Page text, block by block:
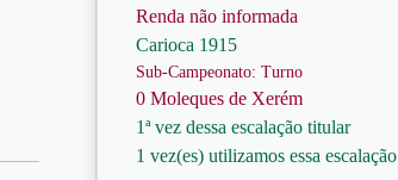
Renda não informada
Carioca 1915
Sub-Campeonato: Turno
0 Moleques de Xerém
1ª vez dessa escalação titular
1 vez(es) utilizamos essa escalação